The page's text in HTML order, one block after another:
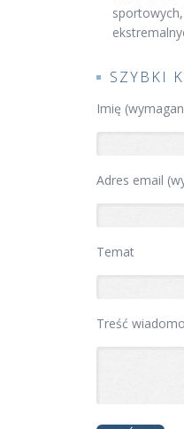
SZYBKI
Imię
Adres email
Temat
Treść